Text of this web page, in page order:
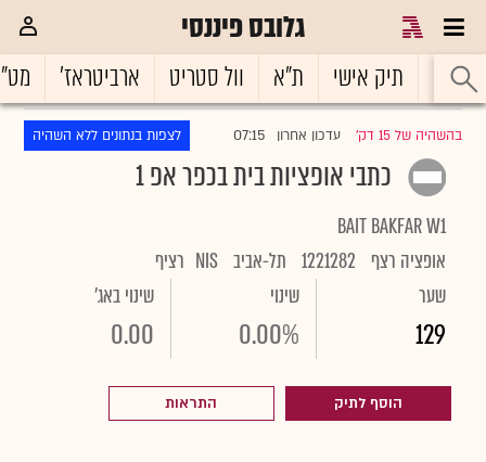
גלובס פיננסי
ראשי תיק אישי ת"א וול סטריט ארביטראז'
בהשהיה של 15 דק' |עדכון אחרון 07:15 לצפות בנתונים ללא השהיה
כתבי אופציות בית בכפר אפ 1
BAIT BAKFAR W1
אופציה רצף 1221282 תל-אביב NIS רציף
שער
129
שינוי
0.00%
שינוי באג'
0.00
הוסף לתיק התראות